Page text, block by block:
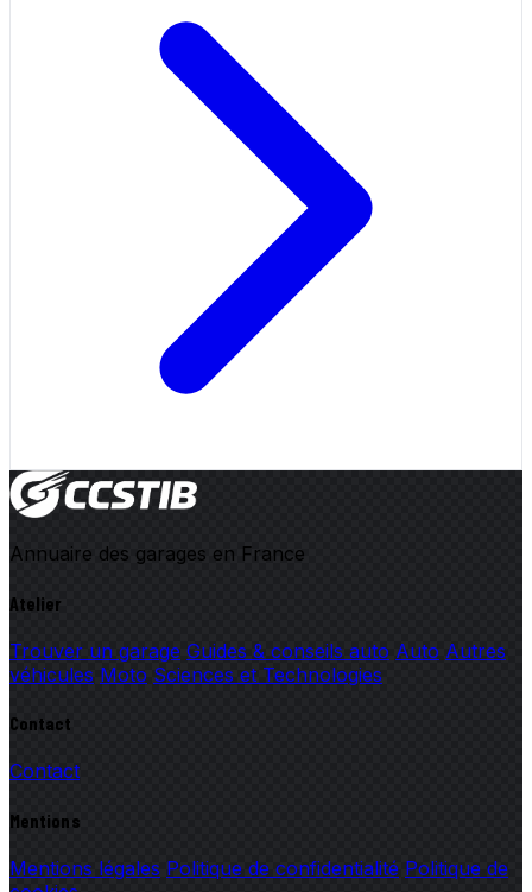
Annuaire des garages en France
Atelier
Trouver un garage Guides & conseils auto Auto Autres
véhicules Moto Sciences et Technologies
Contact
Contact
Mentions
Mentions légales Politique de confidentialité Politique de